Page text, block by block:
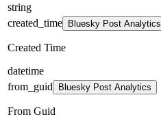
string
created_time
Bluesky Post Analytics
Created Time
datetime
from_guid
Bluesky Post Analytics
From Guid